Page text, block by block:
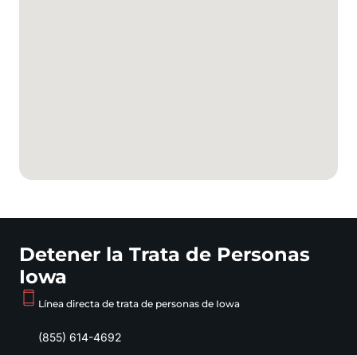
Detener la Trata de Personas
Iowa
Línea directa de trata de personas de Iowa
(855) 614-4692